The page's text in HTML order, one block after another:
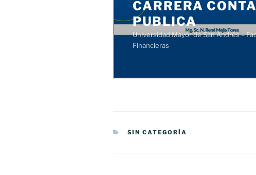
CATEGORÍAS
SIN CATEGORÍA